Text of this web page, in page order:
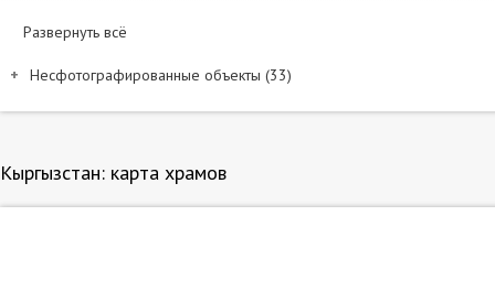
Развернуть всё
Несфотографированные объекты (33)
Название и расположение
Балыкчы. Балыкчинский Иверский монастырь
Кыргызстан: карта храмов